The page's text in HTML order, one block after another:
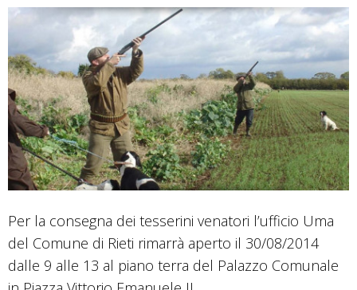
Per la consegna dei tesserini venatori l’ufficio Uma
del Comune di Rieti rimarrà aperto il 30/08/2014
dalle 9 alle 13 al piano terra del Palazzo Comunale